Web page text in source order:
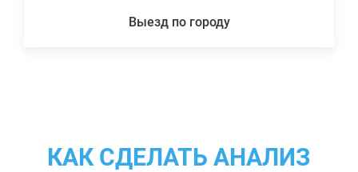
Выезд по городу
КАК СДЕЛАТЬ АНАЛИЗ